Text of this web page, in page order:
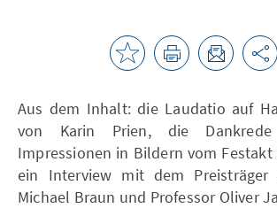
Aus dem Inhalt: die Laudatio auf
von Karin Prien, die
Impressionen in Bildern vom
ein Interview mit dem Preisträger
Michael Braun und Professor Oliver